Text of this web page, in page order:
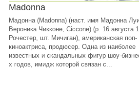
Madonna
Мадонна (Madonna) (наст. имя Мадонна
Вероника Чикконе, Ciccone) (р. 16 августа
Рочестер, шт. Мичиган), американская поп-
киноактриса, продюсер. Одна из наиболее
известных и скандальных фигур шоу-
х годов, имидж которой связан с...